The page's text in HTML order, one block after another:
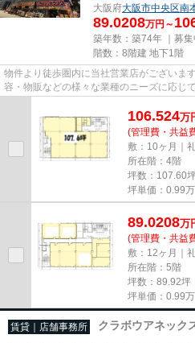
大阪府大阪市中央区南
89.0208万円～
築年数：築74年 ｜募集
階数：8階建 地下1階
物件より徒歩圏内に当社営業店がございま
容・物販などの様々な業種のニーズに応じ
尚、弊社ではおとり広告は一切...
106.524万
(管理費・共益
敷：10ヶ月｜
所在階：4階
坪数：107.60
坪単価： 0.99
89.0208万
(管理費・共益
敷：12ヶ月｜
所在階：5階
坪数：89.92坪
坪単価： 0.99
賃貸｜店舗事務所 クラボウアネック